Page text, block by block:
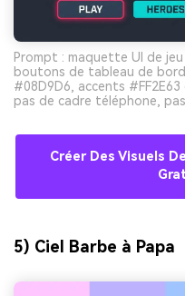
Prompt : maquette UI de
boutons de tableau de
#08D9D6, accents
pas de cadre téléphone,
Créer Des Visuels
5) Ciel Barbe à Papa